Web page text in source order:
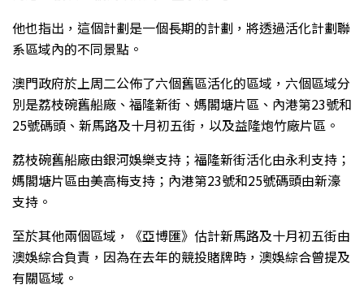
他也指出，這個計劃是一個長期的計劃，將透過活化計劃聯
系區域內的不同景點。
澳門政府於上周二公佈了六個舊區活化的區域，六個區域分
別是荔枝碗舊船廠、福隆新街、媽閣塘片區、內港第23號和
25號碼頭、新馬路及十月初五街，以及益隆炮竹廠片區。
荔枝碗舊船廠由銀河娛樂支持；福隆新街活化由永利支持；
媽閣塘片區由美高梅支持；內港第23號和25號碼頭由新濠
支持。
至於其他兩個區域，《亞博匯》估計新馬路及十月初五街由
澳娛綜合負責，因為在去年的競投賭牌時，澳娛綜合曾提及
有關區域。